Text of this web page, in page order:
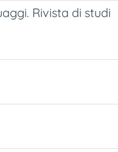
Rivista di studi